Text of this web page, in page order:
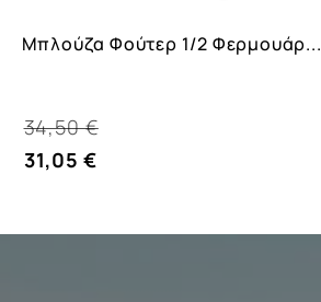
Μπλούζα Φούτερ 1/2 Φερμουάρ...
31,05 €
34,50 €